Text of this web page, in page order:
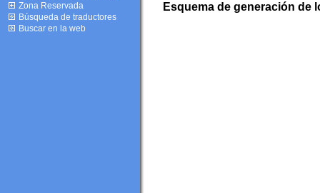
Zona Reservada
Búsqueda de traductores
Buscar en la web
Esquema de generación de